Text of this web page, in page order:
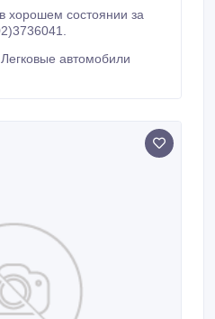
хорошем состоянии за
Легковые автомобили